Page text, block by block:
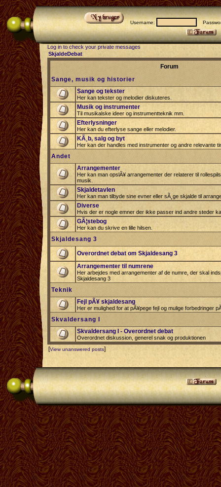
Username:
Log in to check your private messages
SkjaldeDebat
Forum
Sange, musik og historier
Sange og tekster
Her kan tekster og melodier diskuteres.
Musik og instrumenter
Til musikalske ideer og instrumentteknik mm.
Efterlysninger
Her kan du efterlyse sange eller melodier.
KÃ¸b, salg og byt
Her kan der handles med instrumenter og andre relevante
Andet
Arrangementer
Her kan man opslÃ¥ arrangementer der relaterer til
musik.
Skjaldetavlen
Her kan man tilbyde sine evner eller sÃ¸ge skjalde til
Diverse
Hvis der er nogle emner der ikke passer ind andre steder
GÃ¦stebog
Her kan du skrive en lille hilsen.
Skjaldesang 3
Overordnet debat om Skjaldesang 3
Arrangementer til numrene
Her arbejdes med arrangementer af de numre, der skal
Skjaldesang 3
Teknik
Fejl pÃ¥ skjaldesang
Her er mulighed for at pÃ¥pege fejl og mulige forbedringer
Skvaldersang I
Skvaldersang I - Overordnet debat
Overordnet diskussion, generel snak og produktionen
[View unanswered posts]